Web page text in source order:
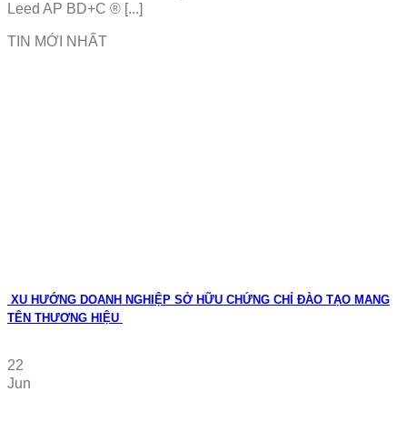
Leed AP BD+C ® [...]
TIN MỚI NHẤT
XU HƯỚNG DOANH NGHIỆP SỞ HỮU CHỨNG CHỈ ĐÀO TẠO MANG
TÊN THƯƠNG HIỆU
22
Jun